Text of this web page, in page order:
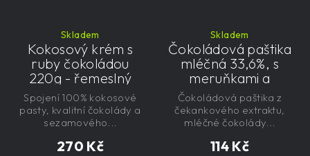
Skladem
Kokosový krém s
ruby čokoládou
220g - řemeslný
270 Kč
Spojení 100% kokosové
pasty, kvalitní čokolády a
sezamového...
Skladem
Čokoládová paštika
mléčná 33,6%, s
meruňkami a
čekankovým
sirupem 100g -
nízkokalorická,
řemeslná
114 Kč
Čokoládová paštika z
čekankového extraktu,
mléčné čokolády...